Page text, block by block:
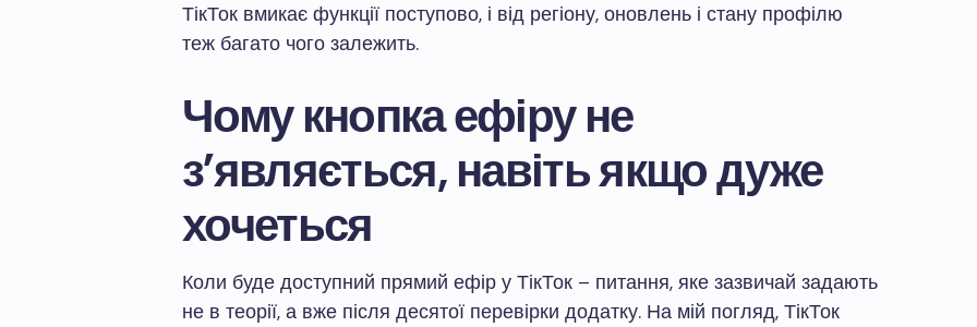
ТікТок вмикає функції поступово, і від регіону, оновлень і стану профілю
теж багато чого залежить.
Чому кнопка ефіру не
з’являється, навіть якщо дуже
хочеться
Коли буде доступний прямий ефір у ТікТок – питання, яке зазвичай задають
не в теорії, а вже після десятої перевірки додатку. На мій погляд, ТікТок